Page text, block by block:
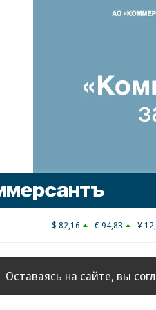
$ 82,16 € 94,83 ¥
Оставаясь на сайте, вы